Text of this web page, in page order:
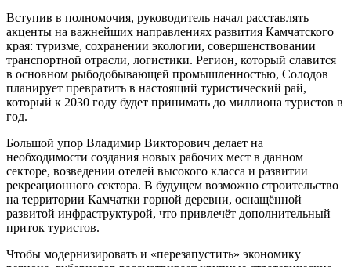
Вступив в полномочия, руководитель начал расставлять
акценты на важнейших направлениях развития Камчатского
края: туризме, сохранении экологии, совершенствовании
транспортной отрасли, логистики. Регион, который славится
в основном рыбодобывающей промышленностью, Солодов
планирует превратить в настоящий туристический рай,
который к 2030 году будет принимать до миллиона туристов в
год.
Большой упор Владимир Викторович делает на
необходимости создания новых рабочих мест в данном
секторе, возведении отелей высокого класса и развитии
рекреационного сектора. В будущем возможно строительство
на территории Камчатки горной деревни, оснащённой
развитой инфраструктурой, что привлечёт дополнительный
приток туристов.
Чтобы модернизировать и «перезапустить» экономику